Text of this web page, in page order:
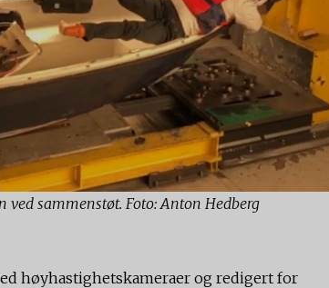
ved sammenstøt. Foto: Anton Hedberg
høyhastighetskameraer og redigert for